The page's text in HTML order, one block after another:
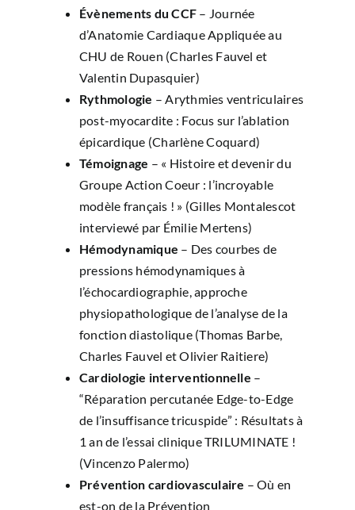
Évènements du CCF – Journée
d’Anatomie Cardiaque Appliquée au
CHU de Rouen (Charles Fauvel et
Valentin Dupasquier)
Rythmologie – Arythmies ventriculaires
post-myocardite : Focus sur l’ablation
épicardique (Charlène Coquard)
Témoignage – « Histoire et devenir du
Groupe Action Coeur : l’incroyable
modèle français ! » (Gilles Montalescot
interviewé par Émilie Mertens)
Hémodynamique – Des courbes de
pressions hémodynamiques à
l’échocardiographie, approche
physiopathologique de l’analyse de la
fonction diastolique (Thomas Barbe,
Charles Fauvel et Olivier Raitiere)
Cardiologie interventionnelle –
“Réparation percutanée Edge-to-Edge
de l’insuffisance tricuspide” : Résultats à
1 an de l’essai clinique TRILUMINATE !
(Vincenzo Palermo)
Prévention cardiovasculaire – Où en
est-on de la Prévention